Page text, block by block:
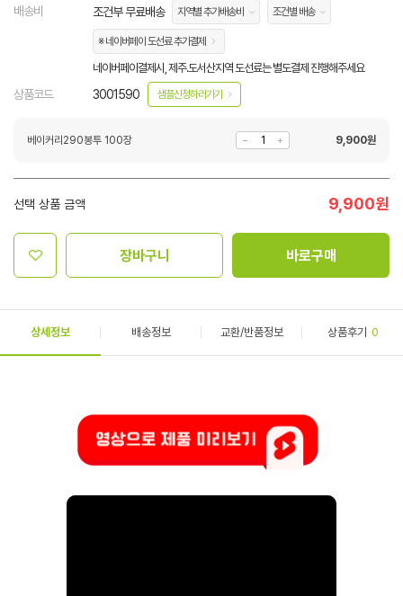
배송비 조건부 무료배송 지역별 추가배송비 조건별 배송
※ 네이버페이 도선료 추가결제
네이버페이결제시, 제주.도서산지역 도선료는 별도결제 진행해주세요
상품코드 3001590 샘플신청하러가기
베이커리290봉투 100장 9,900원
선택 상품 금액 9,900원
장바구니 바로구매
상세정보 배송정보 교환/반품정보 상품후기 0